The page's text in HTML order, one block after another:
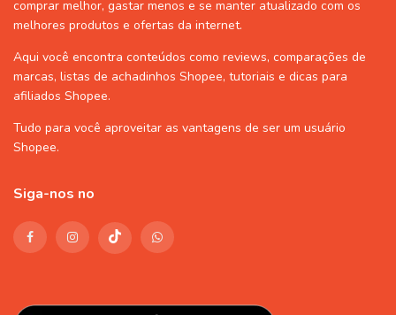
comprar melhor, gastar menos e se manter atualizado com os
melhores produtos e ofertas da internet.
Aqui você encontra conteúdos como reviews, comparações de
marcas, listas de achadinhos Shopee, tutoriais e dicas para
afiliados Shopee.
Tudo para você aproveitar as vantagens de ser um usuário
Shopee.
Siga-nos no